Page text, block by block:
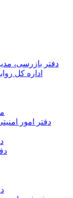
دفتر بازرسی،
اداره کل
دفتر امور